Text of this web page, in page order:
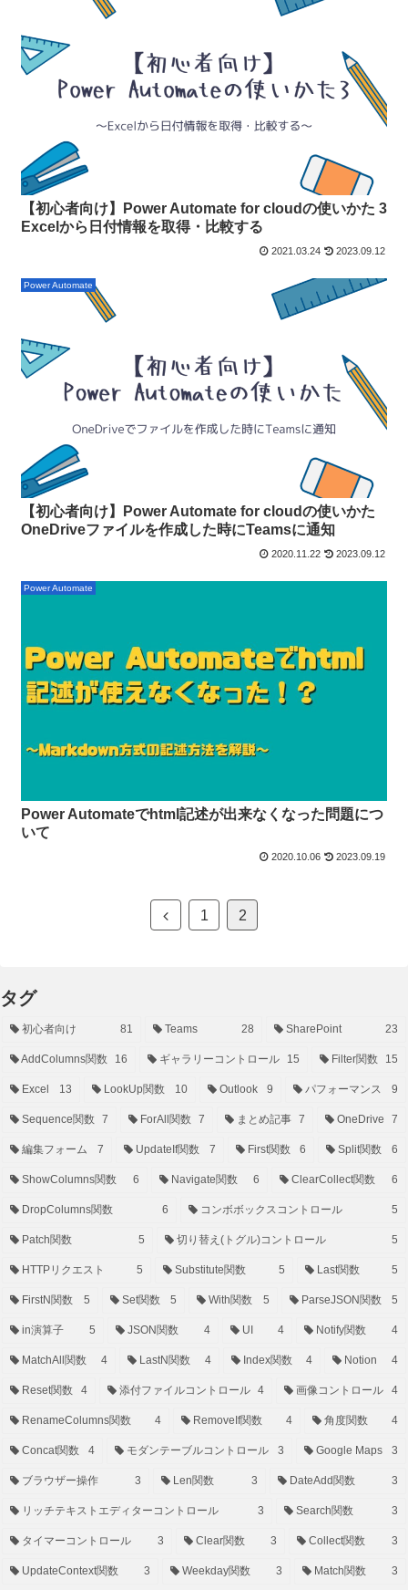
【初心者向け】Power Automate for cloudの使いかた 3
Excelから日付情報を取得・比較する
2021.03.24 2023.09.12
Power Automate
【初心者向け】Power Automate for cloudの使いかた
OneDriveファイルを作成した時にTeamsに通知
2020.11.22 2023.09.12
Power Automate
Power Automateでhtml記述が出来なくなった問題につ
いて
2020.10.06 2023.09.19
前
1 2
タグ
初心者向け 81 Teams 28 SharePoint 23
AddColumns関数 16 ギャラリーコントロール 15 Filter関数 15
Excel 13 LookUp関数 10 Outlook 9 パフォーマンス 9
Sequence関数 7 ForAll関数 7 まとめ記事 7 OneDrive 7
編集フォーム 7 UpdateIf関数 7 First関数 6 Split関数 6
ShowColumns関数 6 Navigate関数 6 ClearCollect関数 6
DropColumns関数 6 コンボボックスコントロール 5
Patch関数 5 切り替え(トグル)コントロール 5
HTTPリクエスト 5 Substitute関数 5 Last関数 5
FirstN関数 5 Set関数 5 With関数 5 ParseJSON関数 5
in演算子 5 JSON関数 4 UI 4 Notify関数 4
MatchAll関数 4 LastN関数 4 Index関数 4 Notion 4
Reset関数 4 添付ファイルコントロール 4 画像コントロール 4
RenameColumns関数 4 RemoveIf関数 4 角度関数 4
Concat関数 4 モダンテーブルコントロール 3 Google Maps 3
ブラウザー操作 3 Len関数 3 DateAdd関数 3
リッチテキストエディターコントロール 3 Search関数 3
タイマーコントロール 3 Clear関数 3 Collect関数 3
UpdateContext関数 3 Weekday関数 3 Match関数 3